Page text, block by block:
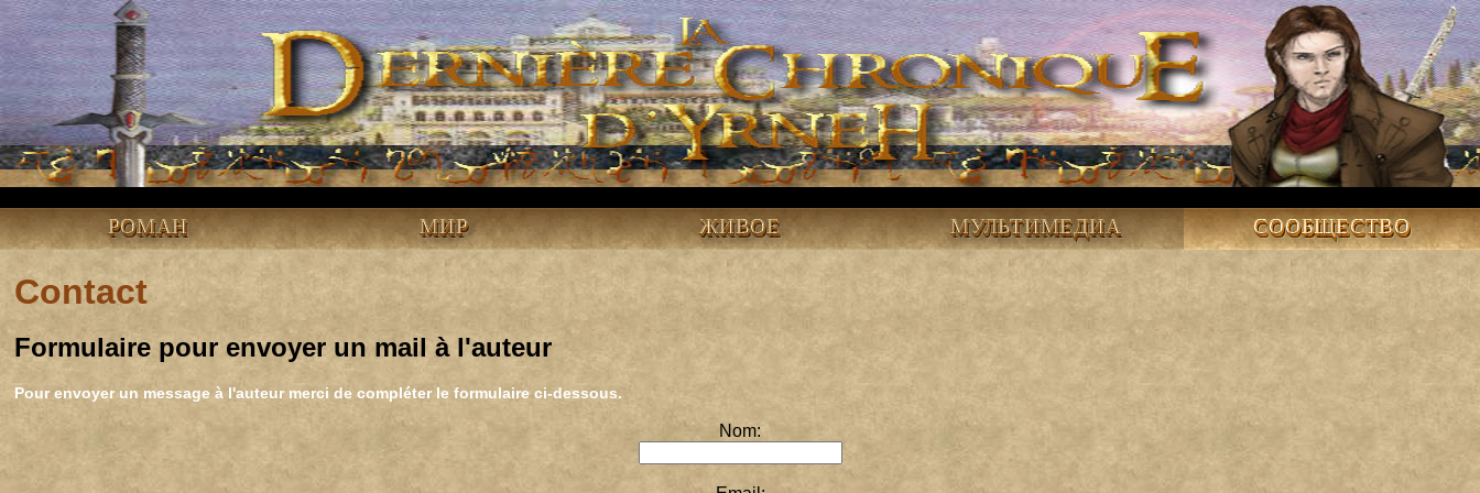
РОМАН МИР ЖИВОЕ МУЛЬТИМЕДИА СООБЩЕСТВО
Contact
Formulaire pour envoyer un mail à l'auteur
Pour envoyer un message à l'auteur merci de compléter le formulaire ci-dessous.
Nom: